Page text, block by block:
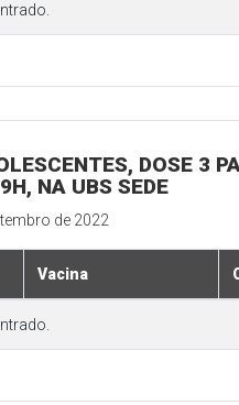
DOSE 3
NA UBS SEDE
de 2022
Vacina